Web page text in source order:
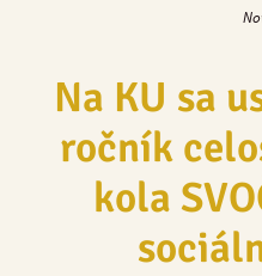
Na KU sa
ročník
kola